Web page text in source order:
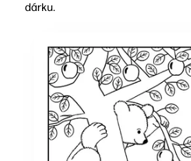
dárku.
Poutavé a uklidňující - buduje
Vestavěná kreativita - děti
Všestranné použití -